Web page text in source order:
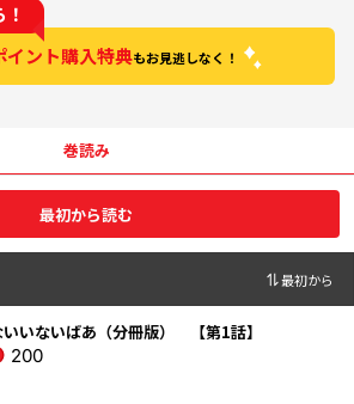
イント購入特典もお見逃しなく！
巻読み
最初から読む
最初から
いいないばあ（分冊版） 【第1話】
200